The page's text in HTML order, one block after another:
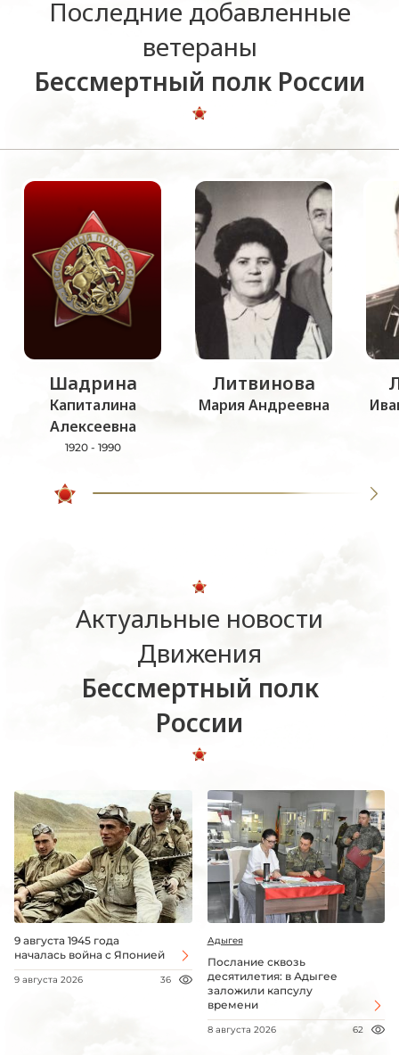
Последние добавленные
ветераны
Бессмертный полк России
Шадрина
Капиталина
Алексеевна
1920 - 1990
Литвинова
Мария Андреевна
Актуальные новости
Движения
Бессмертный полк
России
9 августа 1945 года
началась война с Японией
9 августа 2026 36
Адыгея
Послание сквозь
десятилетия: в Адыгее
заложили капсулу
времени
8 августа 2026 62